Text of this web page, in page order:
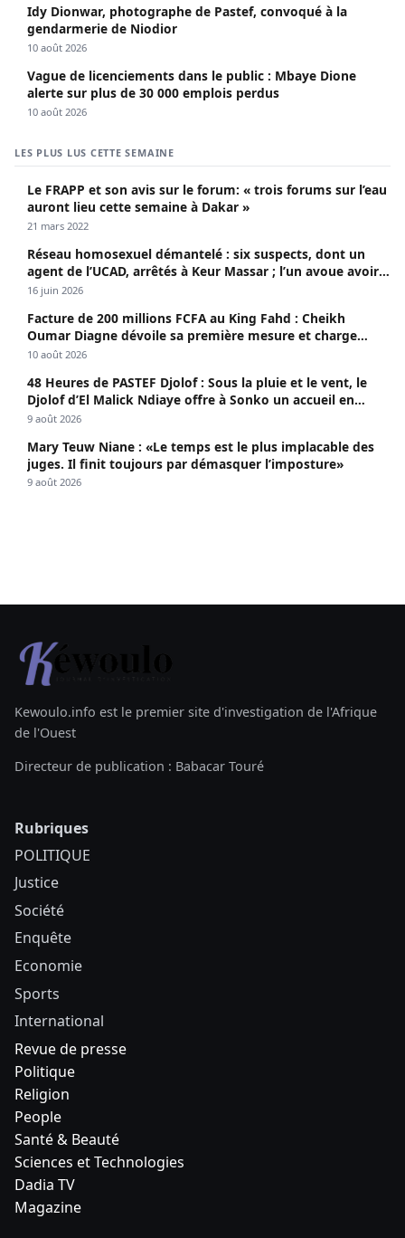
Idy Dionwar, photographe de Pastef, convoqué à la
gendarmerie de Niodior
10 août 2026
Vague de licenciements dans le public : Mbaye Dione
alerte sur plus de 30 000 emplois perdus
10 août 2026
LES PLUS LUS CETTE SEMAINE
Le FRAPP et son avis sur le forum: « trois forums sur l’eau
auront lieu cette semaine à Dakar »
21 mars 2022
Réseau homosexuel démantelé : six suspects, dont un
agent de l’UCAD, arrêtés à Keur Massar ; l’un avoue avoir
propagé le VIH depuis 2018
16 juin 2026
Facture de 200 millions FCFA au King Fahd : Cheikh
Oumar Diagne dévoile sa première mesure et charge
Diomaye et Cie
10 août 2026
48 Heures de PASTEF Djolof : Sous la pluie et le vent, le
Djolof d’El Malick Ndiaye offre à Sonko un accueil en
apothéose
9 août 2026
Mary Teuw Niane : «Le temps est le plus implacable des
juges. Il finit toujours par démasquer l’imposture»
9 août 2026
Kewoulo.info est le premier site d'investigation de l'Afrique
de l'Ouest
Directeur de publication : Babacar Touré
Rubriques
POLITIQUE
Justice
Société
Enquête
Economie
Sports
International
Revue de presse
Politique
Religion
People
Santé & Beauté
Sciences et Technologies
Dadia TV
Magazine